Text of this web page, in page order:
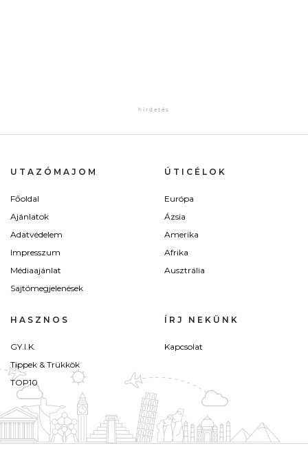
UTAZÓMAJOM
Főoldal
Ajánlatok
Adatvédelem
Impresszum
Médiaajánlat
Sajtómegjelenések
ÚTICÉLOK
Európa
Ázsia
Amerika
Afrika
Ausztrália
HASZNOS
GY.I.K.
Tippek & Trükkök
TOP10
ÍRJ NEKÜNK
Kapcsolat